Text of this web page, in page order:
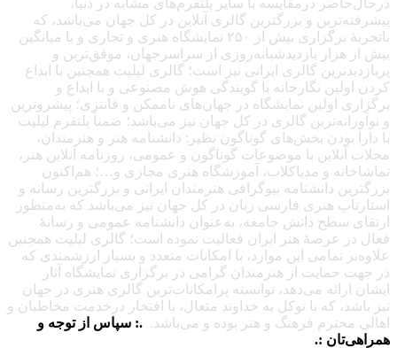
درحال‌حاضر درمقایسه با سایر پلتفرم‌های مشابه در دنیا،
پیشرفته‌ترین و بزرگترین گالری آنلاین در کل جهان می‌باشد، که
باتجربهٔ برگزاری بیش از ۲۵۰ نمایشگاه هنری و تجاری و با میانگین
بیش از هزار بازدیدشبانه‌روزی از سراسرجهان، موفق‌ترین و
پربازدیدترین گالری ایرانی نیز است؛ گالری لیلیت همچنین با ابداع
کردن اولین نگارخانه با گویندگی هوش مصنوعی و با ابداع و
برگزاری اولین نمایشگاه در جهان‌های ناممکن و فانتزی؛ پیشروترین
و نوآورانه‌ترین گالری در کل جهان نیز می‌باشد؛ ضمناً پلتفرم لیلیت
با دارا بودن بخش‌های گوناگون نظیر: دانشنامه هنر و هنرمندان،
مجلات آنلاین با موضوعات گوناگون و عمومی، روزنامه آنلاین هنر،
تماشاخانه و مدیاکلاب، آموزشگاه هنری مجازی و…؛ هم‌اکنون
بزرگترین دانشنامه بیوگرافی هنرمندان ایرانی و بزرگترین رسانه و
استارتاپ هنری فارسی زبان در کل جهان نیز می‌باشد که به‌منظور
ارتقای سطح دانش جامعه، به‌عنوان دانشنامه عمومی و رسانهٔ
فعال در عرصهٔ هنر ایران فعالیت نموده است؛ گالری لیلیت همچنین
علاوه‌بر تمامی این موارد، با امکانات متعدد و بسیار ارزشمندی که
در جهت حمایت از هنرمندان گرامی در برگزاری نمایشگاه آثار
ایشان ارائه می‌دهد، توانسته پرامکانات‌ترین گالری هنری در جهان
نیز باشد، که با توکل به خداوند متعال، با افتخار درخدمت مخاطبان و
اهالی محترم فرهنگ و هنر بوده و می‌باشد. .: سپاس از توجه و
همراهی‌تان :.